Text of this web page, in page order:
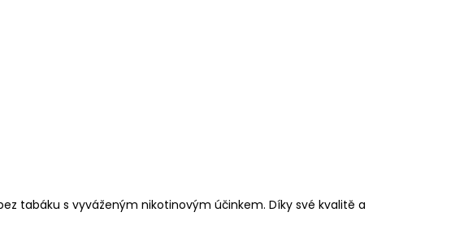
tabáku s vyváženým nikotinovým účinkem. Díky své kvalitě a